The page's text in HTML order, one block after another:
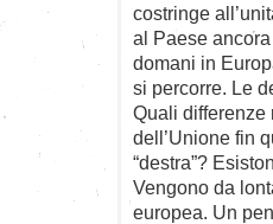
costringe
al Paese
domani in
si percorre. Le
Quali differenze
dell’Unione fin
“destra”?
Vengono da
europea. Un